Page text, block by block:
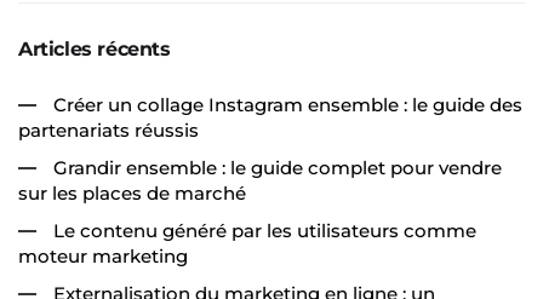
Articles récents
Créer un collage Instagram ensemble : le guide des
partenariats réussis
Grandir ensemble : le guide complet pour vendre
sur les places de marché
Le contenu généré par les utilisateurs comme
moteur marketing
Externalisation du marketing en ligne : un